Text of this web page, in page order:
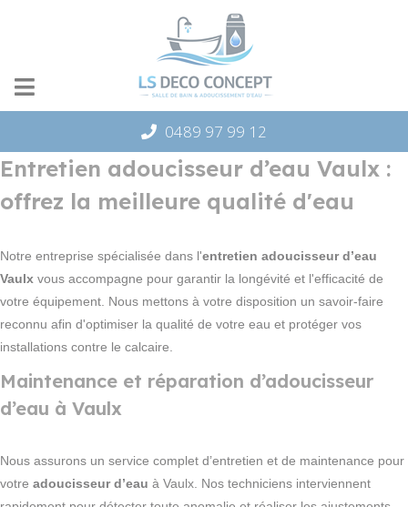
0489 97 99 12
Entretien adoucisseur d’eau Vaulx :
offrez la meilleure qualité d'eau
Notre entreprise spécialisée dans l'entretien adoucisseur d’eau
Vaulx vous accompagne pour garantir la longévité et l'efficacité de
votre équipement. Nous mettons à votre disposition un savoir-faire
reconnu afin d'optimiser la qualité de votre eau et protéger vos
installations contre le calcaire.
Maintenance et réparation d’adoucisseur
d’eau à Vaulx
Nous assurons un service complet d’entretien et de maintenance pour
votre adoucisseur d’eau à Vaulx. Nos techniciens interviennent